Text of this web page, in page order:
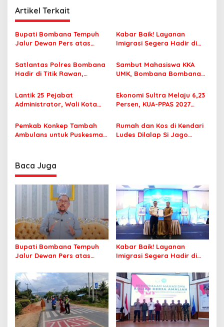
g
a
s
i
p
o
s
Artikel Terkait
Bupati Bombana Tempuh
Jalur Dewan Pers atas
Korupsi Jembatan Cirauci II
Kabar Baik! Layanan
Imigrasi Segera Hadir di
Perlu Lagi ke Kendari
Satlantas Polres Bombana
Hadir di Titik Rawan,
Sekolah dengan Aman
Sambut Mahasiswa KKA
UMK, Bombana Bombana
Sasaran
Lantik 25 Pejabat
Administrator, Wali Kota
Berintegritas dan
Profesional Layani
Masyarakat
Ekonomi Sultra Melaju 6,23
Persen, KUA-PPAS 2027
Pemkab Konkep Tambah
Ambulans untuk Puskesmas
Rumah dan Kos di Kendari
Ludes Dilalap Si Jago
Baca Juga
Bupati Bombana Tempuh
Jalur Dewan Pers atas
Korupsi Jembatan Cirauci II
Kabar Baik! Layanan
Imigrasi Segera Hadir di
Perlu Lagi ke Kendari